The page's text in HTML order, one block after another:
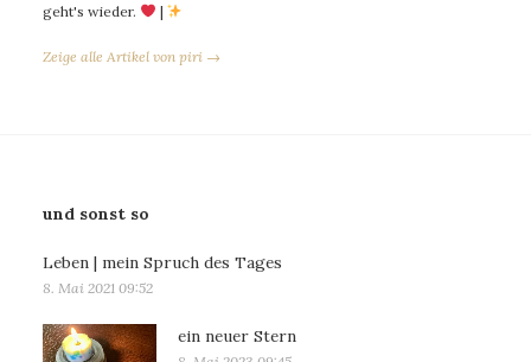
geht's wieder.
|
Zeige alle Artikel von piri →
und sonst so
Leben | mein Spruch des Tages
8. Mai 2021 09:52
ein neuer Stern